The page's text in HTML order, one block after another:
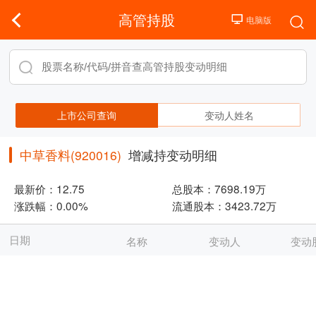
高管持股
上市公司查询 变动人姓名
中草香料(920016) 增减持变动明细
最新价： 12.75 总股本： 7698.19万
涨跌幅： 0.00% 流通股本： 3423.72万
日期 名称 变动人 变动